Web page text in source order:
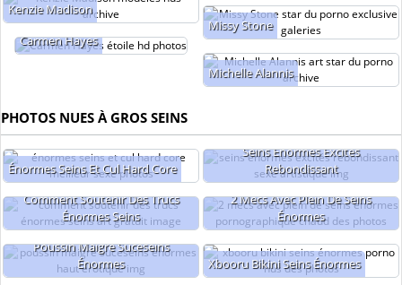
Kenzie Madison
Missy Stone
Carmen Hayes
Michelle Alannis
PHOTOS NUES À GROS SEINS
Énormes Seins Et Cul Hard Core
Seins Énormes Excités
Rebondissant
Comment Soutenir Des Trucs
Énormes Seins
2 Mecs Avec Plein De Seins
Énormes
Poussin Maigre Suceseins
Énormes
Xbooru Bikini Seins Énormes